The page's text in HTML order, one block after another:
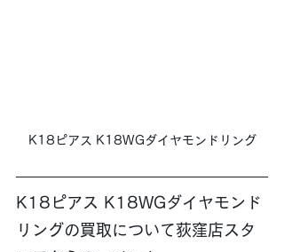
K18ピアス K18WGダイヤモンドリング
K18ピアス K18WGダイヤモンド
リングの買取について荻窪店スタ